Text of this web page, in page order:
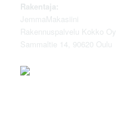
Rakentaja:
JemmaMakasiini
Rakennuspalvelu Kokko Oy
Sammaltie 14, 90620 Oulu